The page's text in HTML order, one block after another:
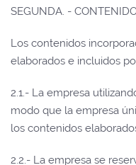
SEGUNDA. -
Los contenidos
elaborados e incluidos
2.1.- La empresa
modo que la empresa
los contenidos
2.2.- La empresa se